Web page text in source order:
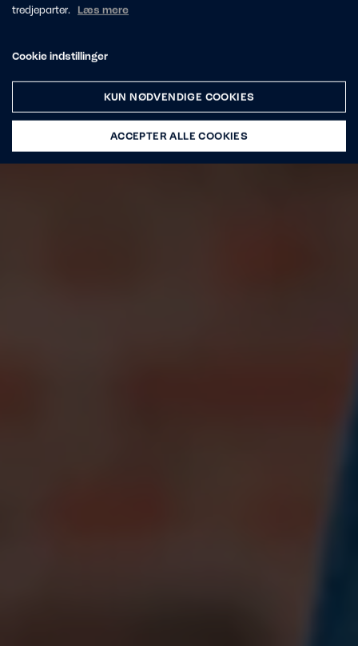
tredjeparter. Læs mere
Cookie indstillinger
KUN NØDVENDIGE COOKIES
ACCEPTER ALLE COOKIES